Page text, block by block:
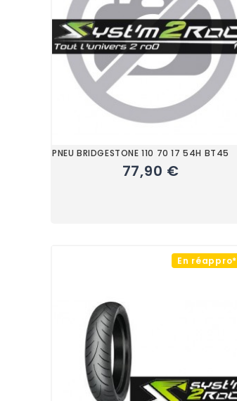
PNEU BRIDGESTONE 110 70 17 54H BT45
77,90 €
En réappro*